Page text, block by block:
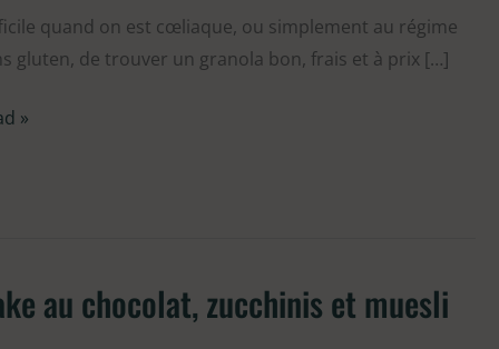
quand on est cœliaque, ou simplement au régime
gluten, de trouver un granola bon, frais et à prix […]
»
au chocolat, zucchinis et muesli